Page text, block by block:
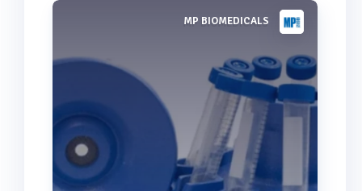
Voir plus
MP BIOMEDICALS